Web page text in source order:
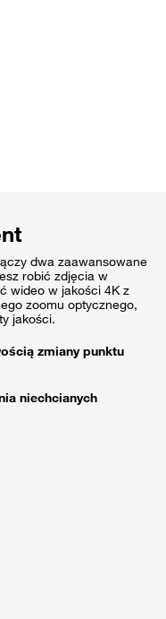
dwa zaawansowane
robić zdjęcia w
wideo w jakości 4K z
zoomu optycznego,
jakości.
zmiany punktu
niechcianych